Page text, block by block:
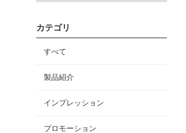
カテゴリ
すべて
製品紹介
インプレッション
プロモーション